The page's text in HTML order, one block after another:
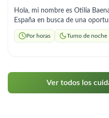
Hola, mi nombre es Otilia
España en busca de una
ganas de trabajar y salir
mismas oportunidades,
una persona responsable,
Por horas Turno de noche
Ver todos los